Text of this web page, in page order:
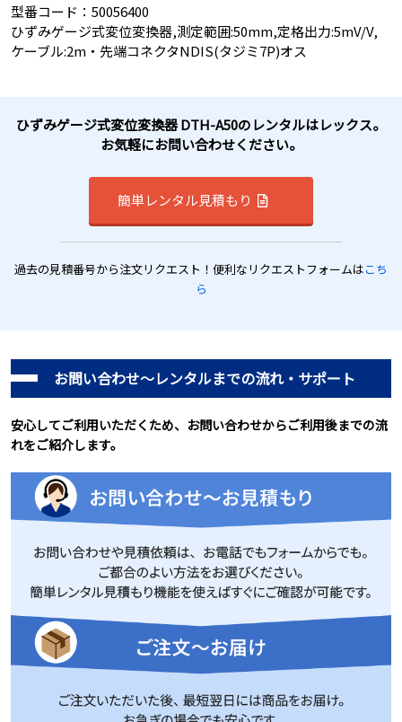
型番コード：50056400
ひずみゲージ式変位変換器,測定範囲:50mm,定格出力:5mV/V,
ケーブル:2m・先端コネクタNDIS(タジミ7P)オス
ひずみゲージ式変位変換器 DTH-A50のレンタルはレックス。
お気軽にお問い合わせください。
簡単レンタル見積もり
過去の見積番号から注文リクエスト！便利なリクエストフォームはこち
ら
お問い合わせ～レンタルまでの流れ・サポート
安心してご利用いただくため、お問い合わせからご利用後までの流
れをご紹介します。